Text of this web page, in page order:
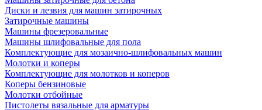
Диски и лезвия для машин затирочных
Затирочные машины
Машины фрезеровальные
Машины шлифовальные для пола
Комплектующие для мозаично-шлифовальных машин
Молотки и коперы
Комплектующие для молотков и коперов
Коперы бензиновые
Молотки отбойные
Пистолеты вязальные для арматуры